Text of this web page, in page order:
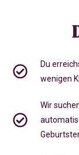
Du
wenigen
Wir